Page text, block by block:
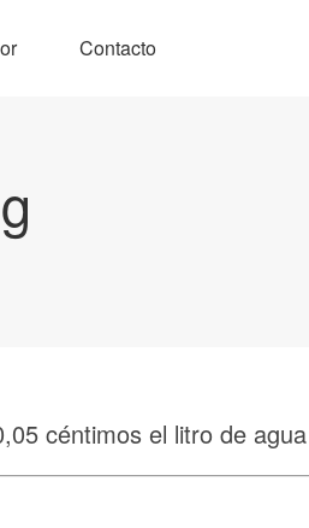
Contacto
céntimos el litro de agua